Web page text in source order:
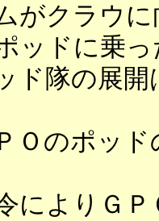
がクラウに
ッドに乗
ド隊の展開
Ｏのポッド
によりＧＰ